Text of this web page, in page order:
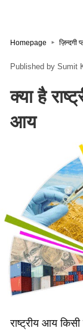
Homepage ज़िन्दगी
Sumit
क्या है
आय
राष्ट्रीय आय